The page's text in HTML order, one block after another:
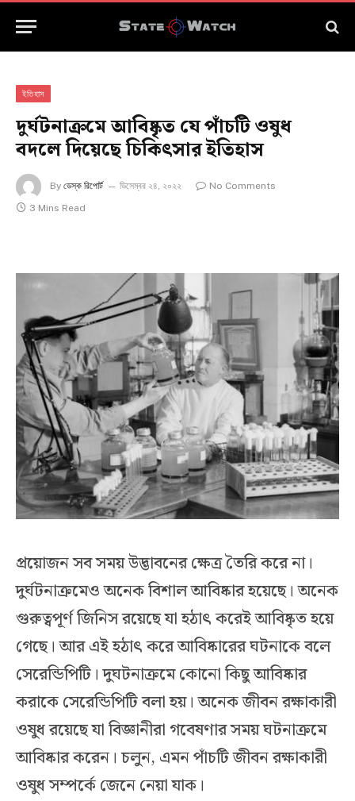
ইতিহাস
দুর্ঘটনাক্রমে আবিষ্কৃত যে পাঁচটি ওষুধ
বদলে দিয়েছে চিকিৎসার ইতিহাস
By ডেস্ক রিপোর্ট ডিসেম্বর ২৪, ২০২২
No Comments
3 Mins Read
প্রয়োজন সব সময় উদ্ভাবনের ক্ষেত্র তৈরি করে না।
দুর্ঘটনাক্রমেও অনেক বিশাল আবিষ্কার হয়েছে। অনেক
গুরুত্বপূর্ণ জিনিস রয়েছে যা হঠাৎ করেই আবিষ্কৃত হয়ে
গেছে। আর এই হঠাৎ করে আবিষ্কারের ঘটনাকে বলে
সেরেন্ডিপিটি। দুঘটনাক্রমে কোনো কিছু আবিষ্কার
করাকে সেরেন্ডিপিটি বলা হয়। অনেক জীবন রক্ষাকারী
ওষুধ রয়েছে যা বিজ্ঞানীরা গবেষণার সময় ঘটনাক্রমে
আবিষ্কার করেন। চলুন, এমন পাঁচটি জীবন রক্ষাকারী
ওষুধ সম্পর্কে জেনে নেয়া যাক।